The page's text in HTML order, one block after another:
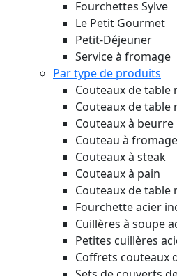
Fourchettes Sylve
Le Petit Gourmet
Petit-Déjeuner
Service à fromage
Par type de produits
Couteaux de table
Couteaux de table
Couteaux à beurre
Couteau à fromage
Couteaux à steak
Couteaux à pain
Couteaux de table
Fourchette acier
Cuillères à soupe
Petites cuillères
Coffrets couteaux